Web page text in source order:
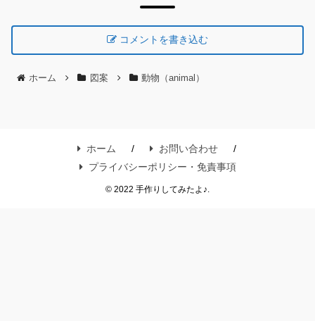
コメントを書き込む
ホーム 図案 動物（animal）
ホーム
お問い合わせ
プライバシーポリシー・免責事項
© 2022 手作りしてみたよ♪.